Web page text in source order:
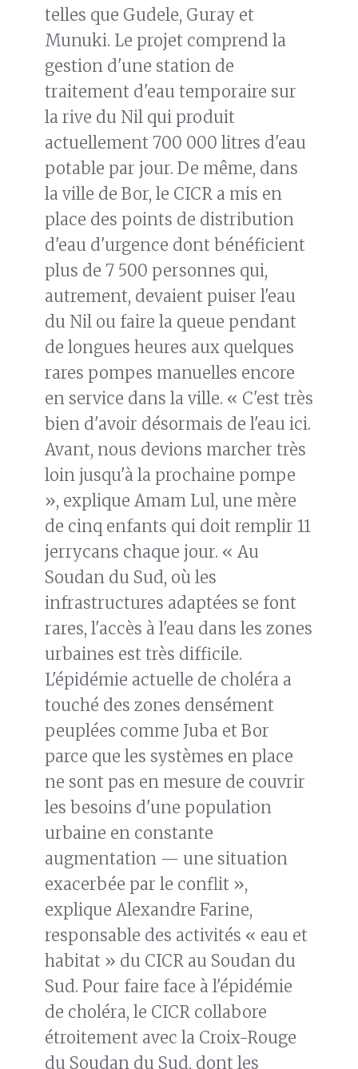
telles que Gudele, Guray et
Munuki. Le projet comprend la
gestion d'une station de
traitement d'eau temporaire sur
la rive du Nil qui produit
actuellement 700 000 litres d'eau
potable par jour. De même, dans
la ville de Bor, le CICR a mis en
place des points de distribution
d'eau d'urgence dont bénéficient
plus de 7 500 personnes qui,
autrement, devaient puiser l'eau
du Nil ou faire la queue pendant
de longues heures aux quelques
rares pompes manuelles encore
en service dans la ville. « C'est très
bien d'avoir désormais de l'eau ici.
Avant, nous devions marcher très
loin jusqu'à la prochaine pompe
», explique Amam Lul, une mère
de cinq enfants qui doit remplir 11
jerrycans chaque jour. « Au
Soudan du Sud, où les
infrastructures adaptées se font
rares, l'accès à l'eau dans les zones
urbaines est très difficile.
L'épidémie actuelle de choléra a
touché des zones densément
peuplées comme Juba et Bor
parce que les systèmes en place
ne sont pas en mesure de couvrir
les besoins d'une population
urbaine en constante
augmentation — une situation
exacerbée par le conflit »,
explique Alexandre Farine,
responsable des activités « eau et
habitat » du CICR au Soudan du
Sud. Pour faire face à l'épidémie
de choléra, le CICR collabore
étroitement avec la Croix-Rouge
du Soudan du Sud, dont les